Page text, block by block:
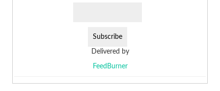
Delivered by
FeedBurner